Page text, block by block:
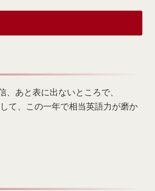
あと表に出ないところで、
て、この一年で相当英語力が磨か